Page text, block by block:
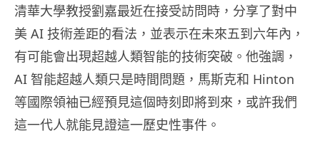
清華大學教授劉嘉最近在接受訪問時，分享了對中
美 AI 技術差距的看法，並表示在未來五到六年內，
有可能會出現超越人類智能的技術突破。他強調，
AI 智能超越人類只是時間問題，馬斯克和 Hinton
等國際領袖已經預見這個時刻即將到來，或許我們
這一代人就能見證這一歷史性事件。